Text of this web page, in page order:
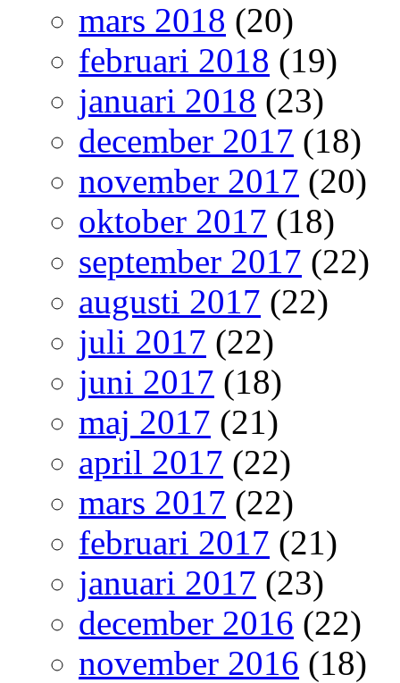
mars 2018 (20)
februari 2018 (19)
januari 2018 (23)
december 2017 (18)
november 2017 (20)
oktober 2017 (18)
september 2017 (22)
augusti 2017 (22)
juli 2017 (22)
juni 2017 (18)
maj 2017 (21)
april 2017 (22)
mars 2017 (22)
februari 2017 (21)
januari 2017 (23)
december 2016 (22)
november 2016 (18)